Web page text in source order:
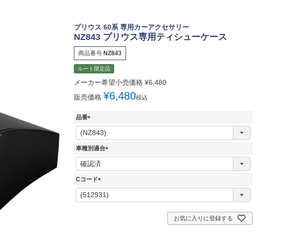
プリウス 60系 専用カーアクセサリー
NZ843 プリウス専用ティシューケース
商品番号 NZ843
ルート限定品
メーカー希望小売価格 ¥6,480
販売価格 ¥6,480税込
品番
(
必
須
車種別適合
(
Cコード
(
必
お気に入りに登録する